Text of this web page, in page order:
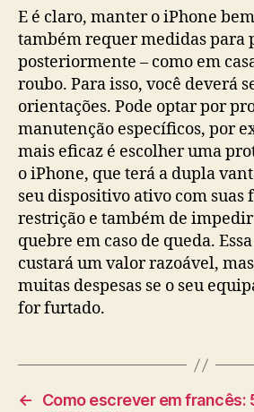
E é claro, manter o iPhone
também requer medidas para
posteriormente – como em
roubo. Para isso, você deverá
orientações. Pode optar por
manutenção específicos, por
mais eficaz é escolher uma
o iPhone, que terá a dupla
seu dispositivo ativo com suas
restrição e também de impedir
quebre em caso de queda.
custará um valor razoável,
muitas despesas se o seu
for furtado.
←
Como escrever em francês: